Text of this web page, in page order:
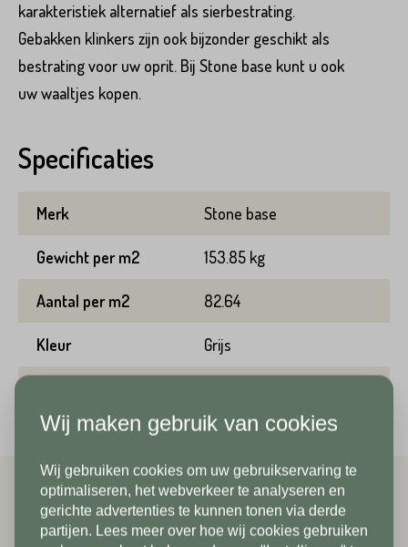
karakteristiek alternatief als sierbestrating.
Gebakken klinkers zijn ook bijzonder geschikt als
bestrating voor uw oprit. Bij Stone base kunt u ook
uw waaltjes kopen.
Specificaties
Merk Stone base
Gewicht per m2 153.85 kg
Aantal per m2 82.64
Kleur Grijs
Gerelateerde producten
Variant*
Hoeveel heeft u nodig?*
Achternaam*
Telefoonnummer*
Voornaam*
Achternaam*
Emailadres*
Telefoonnummer*
Land*
Nederland
Postcode*
In verband met onze
vakantiesluiting zijn wij vanaf 1/8
Wij maken gebruik van cookies
Wij gebruiken cookies om uw gebruikservaring te
optimaliseren, het webverkeer te analyseren en
gerichte advertenties te kunnen tonen via derde
partijen. Lees meer over hoe wij cookies gebruiken